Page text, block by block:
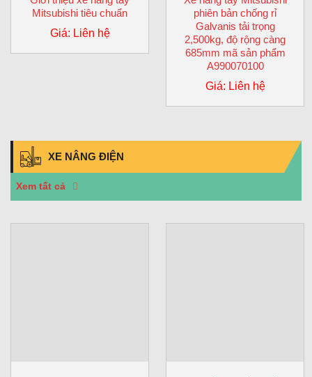
Mitsubishi tiêu chuẩn
Giá: Liên hệ
phiên bản chống rỉ
Galvanis tải trọng
2,500kg, độ rộng càng
685mm mã sản phẩm
A990070100
Giá: Liên hệ
XE NÂNG ĐIỆN
Xem tất cả